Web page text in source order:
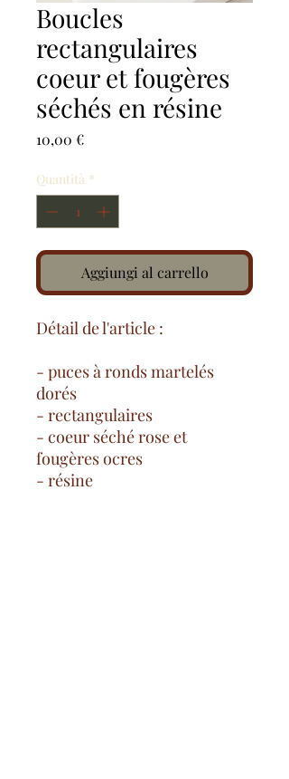
Boucles
rectangulaires
coeur et fougères
séchés en résine
10,00 €Prezzo
Quantità *
Aggiungi al carrello
Détail de l'article :
- puces à ronds martelés
dorés
- rectangulaires
- coeur séché rose et
fougères ocres
- résine